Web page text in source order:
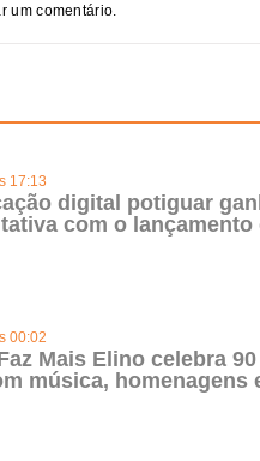
um comentário.
17:13
digital potiguar
com o lançamento
00:02
Mais Elino celebra
música, homenagens